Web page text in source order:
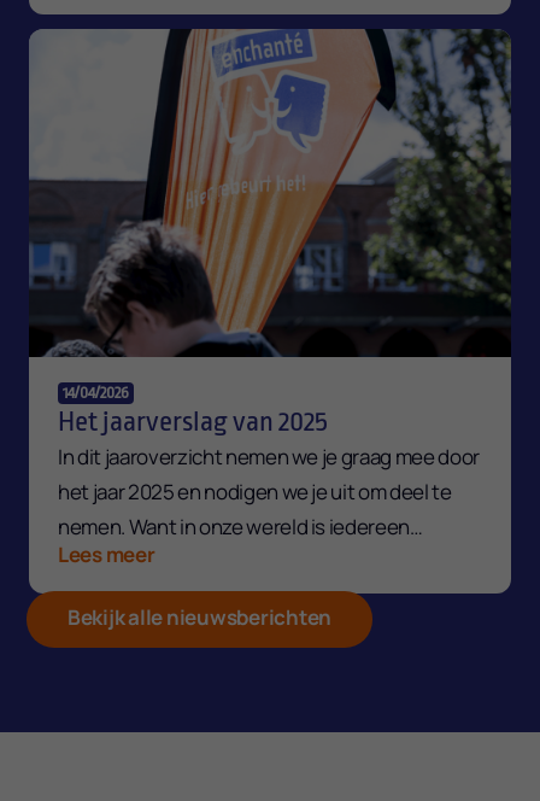
van Europa.
14/04/2026
Het jaarverslag van 2025
In dit jaaroverzicht nemen we je graag mee door
het jaar 2025 en nodigen we je uit om deel te
nemen. Want in onze wereld is iedereen
welkom!
Lees meer
Bekijk alle nieuwsberichten